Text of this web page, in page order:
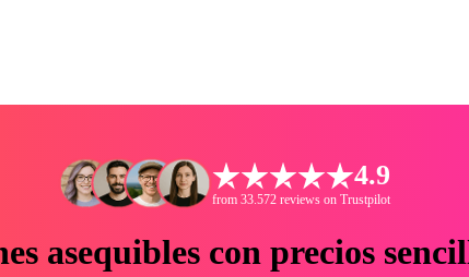
4.9
from 33.572 reviews on Trustpilot
asequibles con precios